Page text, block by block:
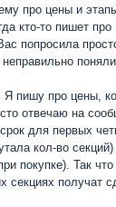
про цены и
кто-то пишет
попросила
пишу про цены,
отвечаю на
для первых
кол-во
покупке). Так
секциях получат